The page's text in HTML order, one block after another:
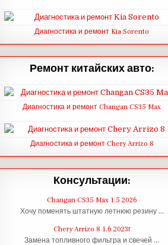
Диагностика и ремонт Kia Sorento
Ремонт китайских авто:
Диагностика и ремонт Changan CS35 Max
Диагностика и ремонт Chery Arrizo 8
Консультации:
Changan CS35 Max 1.5 2026
Хочу поменять штатную летнюю резину …
Chery Arrizo 8 1.6 2023г
Замена топливного фильтра и свечей …